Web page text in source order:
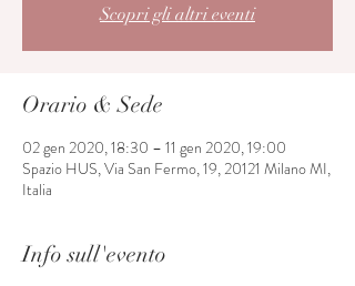
Scopri gli altri eventi
Orario & Sede
02 gen 2020, 18:30 – 11 gen 2020, 19:00
Spazio HUS, Via San Fermo, 19, 20121 Milano MI,
Italia
Info sull'evento